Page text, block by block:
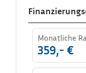
Monatliche
359,- €